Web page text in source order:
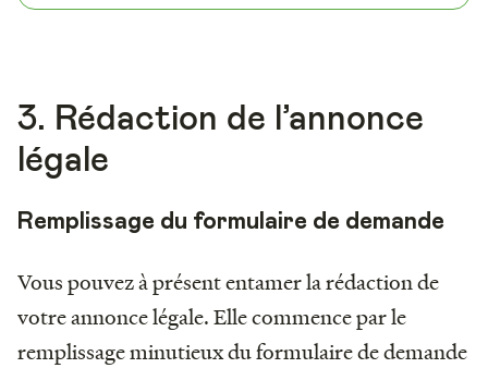
3. Rédaction de l’annonce
légale
Remplissage du formulaire de demande
Vous pouvez à présent entamer la rédaction de
votre annonce légale. Elle commence par le
remplissage minutieux du formulaire de demande